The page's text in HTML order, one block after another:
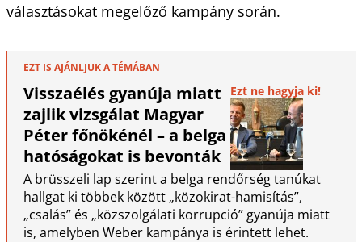
választásokat megelőző kampány során.
EZT IS AJÁNLJUK A TÉMÁBAN
Visszaélés gyanúja miatt
zajlik vizsgálat Magyar
Péter főnökénél – a belga
hatóságokat is bevonták
Ezt ne hagyja ki!
A brüsszeli lap szerint a belga rendőrség tanúkat
hallgat ki többek között „közokirat-hamisítás”,
„csalás” és „közszolgálati korrupció” gyanúja miatt
is, amelyben Weber kampánya is érintett lehet.